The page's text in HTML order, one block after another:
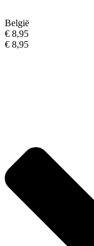
België
€ 8,95
€ 8,95